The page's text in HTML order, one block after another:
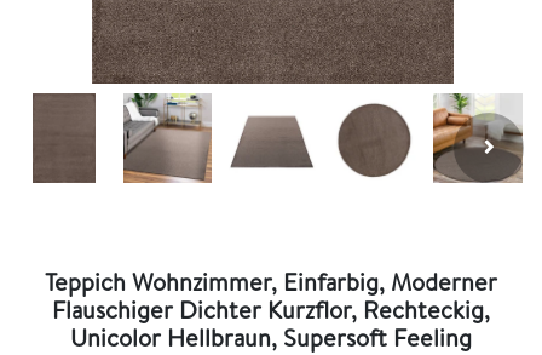
Teppich Wohnzimmer, Einfarbig, Moderner
Flauschiger Dichter Kurzflor, Rechteckig,
Unicolor Hellbraun, Supersoft Feeling